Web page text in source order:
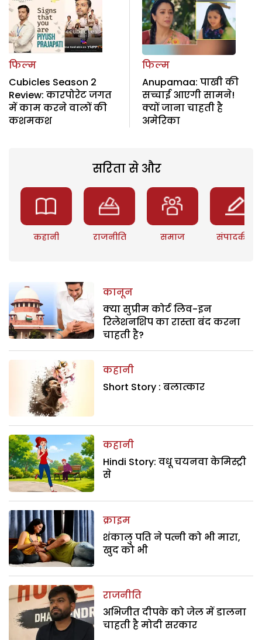
फिल्म
Cubicles Season 2
Review: कारपोरेट जगत
में काम करने वालों की
कशमकश
फिल्म
Anupamaa: पाखी की
सच्चाई आएगी सामने!
क्यों जाना चाहती है
अमेरिका
सरिता से और
कहानी राजनीति समाज संपादकीय
कानून
क्या सुप्रीम कोर्ट लिव-इन
रिलेशनशिप का रास्ता बंद करना
चाहती है?
कहानी
Short Story : बलात्कार
कहानी
Hindi Story: वधू चयनवा केमिस्ट्री
से
क्राइम
शंकालु पति ने पत्नी को भी मारा,
खुद को भी
राजनीति
अभिजीत दीपके को जेल में डालना
चाहती है मोदी सरकार